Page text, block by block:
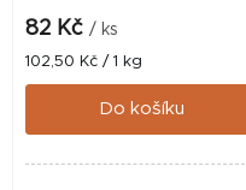
82 Kč / ks
Měrná
cena:
102,50 Kč / 1 kg
Do košíku